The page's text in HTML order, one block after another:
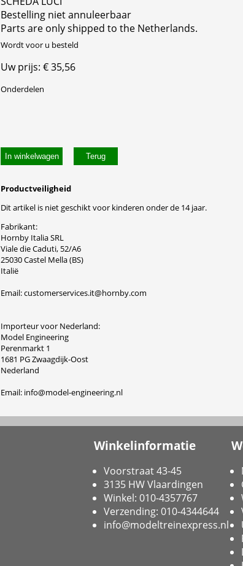
Bestelling niet annuleerbaar
Parts are only shipped to the Netherlands.
Wordt voor u besteld
Uw prijs: € 35,56
Onderdelen
In winkelwagen
Productveiligheid
Dit artikel is niet geschikt voor kinderen onder de 14 jaar.
Fabrikant:
Hornby Italia SRL
Viale die Caduti, 52/A6
25030 Castel Mella (BS)
Italië
Email: customerservices.it@hornby.com
Importeur voor Nederland:
Model Engineering
Perenmarkt 1
1681 PG Zwaagdijk-Oost
Nederland
Email: info@model-engineering.nl
Winkelinformatie
Voorstraat 43-45
3135 HW Vlaardingen
Winkel: 010-4357767
Verzending: 010-4344644
info@modeltreinexpress.nl